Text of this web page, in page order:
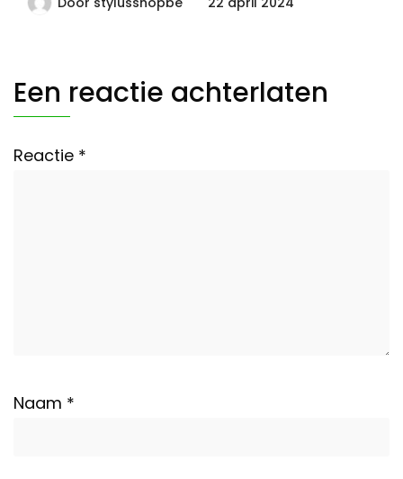
Een reactie achterlaten
Reactie *
Naam *